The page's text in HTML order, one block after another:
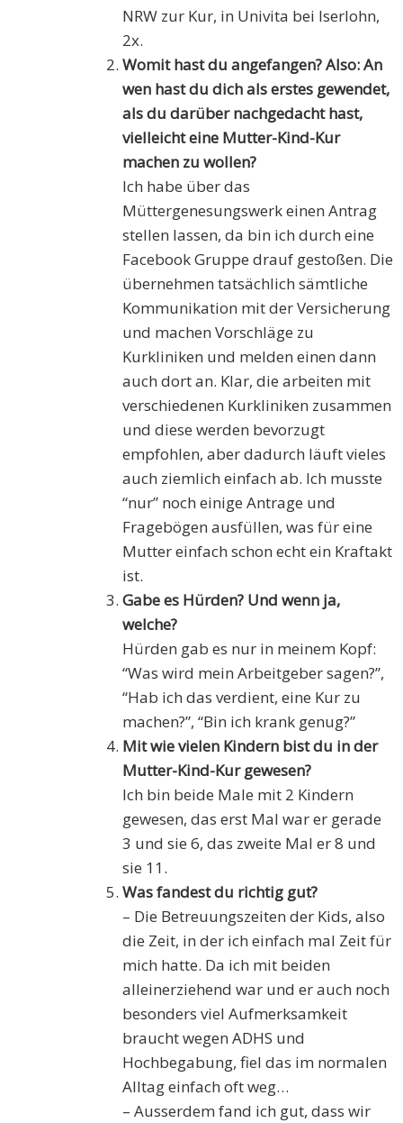
NRW zur Kur, in Univita bei Iserlohn,
2x.
Womit hast du angefangen? Also: An
wen hast du dich als erstes gewendet,
als du darüber nachgedacht hast,
vielleicht eine Mutter-Kind-Kur
machen zu wollen?
Ich habe über das
Müttergenesungswerk einen Antrag
stellen lassen, da bin ich durch eine
Facebook Gruppe drauf gestoßen. Die
übernehmen tatsächlich sämtliche
Kommunikation mit der Versicherung
und machen Vorschläge zu
Kurkliniken und melden einen dann
auch dort an. Klar, die arbeiten mit
verschiedenen Kurkliniken zusammen
und diese werden bevorzugt
empfohlen, aber dadurch läuft vieles
auch ziemlich einfach ab. Ich musste
“nur” noch einige Antrage und
Fragebögen ausfüllen, was für eine
Mutter einfach schon echt ein Kraftakt
ist.
Gabe es Hürden? Und wenn ja,
welche?
Hürden gab es nur in meinem Kopf:
“Was wird mein Arbeitgeber sagen?”,
“Hab ich das verdient, eine Kur zu
machen?”, “Bin ich krank genug?”
Mit wie vielen Kindern bist du in der
Mutter-Kind-Kur gewesen?
Ich bin beide Male mit 2 Kindern
gewesen, das erst Mal war er gerade
3 und sie 6, das zweite Mal er 8 und
sie 11.
Was fandest du richtig gut?
– Die Betreuungszeiten der Kids, also
die Zeit, in der ich einfach mal Zeit für
mich hatte. Da ich mit beiden
alleinerziehend war und er auch noch
besonders viel Aufmerksamkeit
braucht wegen ADHS und
Hochbegabung, fiel das im normalen
Alltag einfach oft weg…
– Ausserdem fand ich gut, dass wir